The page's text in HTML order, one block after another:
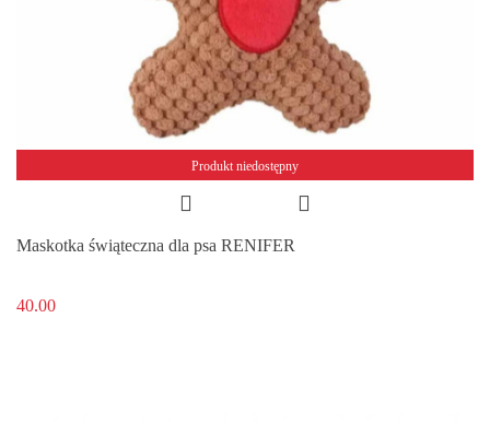
Produkt niedostępny
Maskotka świąteczna dla psa RENIFER
40.00